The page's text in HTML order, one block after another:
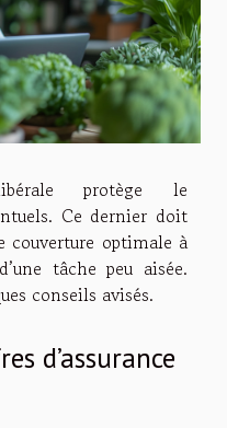
protège le
Ce dernier doit
optimale à
tâche peu aisée.
conseils avisés.
d’assurance